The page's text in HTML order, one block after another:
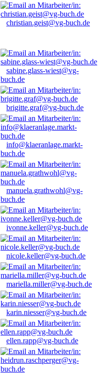
christian.geist@vg-buch.de
sabine.glass-wiest@vg-
buch.de
brigitte.graf@vg-buch.de
info@klaeranlage.markt-
buch.de
manuela.grathwohl@vg-
buch.de
ivonne.keller@vg-buch.de
nicole.keller@vg-buch.de
mariella.miller@vg-buch.de
karin.niesser@vg-buch.de
ellen.rapp@vg-buch.de